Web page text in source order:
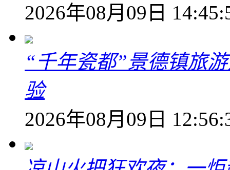
2026年08月09日
“千年瓷都”景德镇旅
验
2026年08月09日